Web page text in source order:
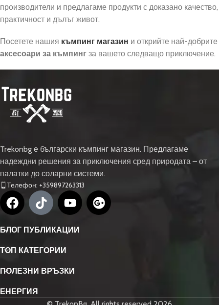
производители и предлагаме продукти с доказано качество,
практичност и дълъг живот.
Посетете нашия къмпинг магазин и открийте най-добрите
аксесоари за къмпинг за вашето следващо приключение.
Trekonbg е български къмпинг магазин. Предлагаме
надеждни решения за приключения сред природата – от
палатки до соларни системи.
Телефон: +359897263313
БЛОГ ПУБЛИКАЦИИ
ТОП КАТЕГОРИИ
ПОЛЕЗНИ ВРЪЗКИ
ЕНЕРГИЯ